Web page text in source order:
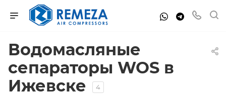
Водомасляные
сепараторы WOS в
Ижевске
4